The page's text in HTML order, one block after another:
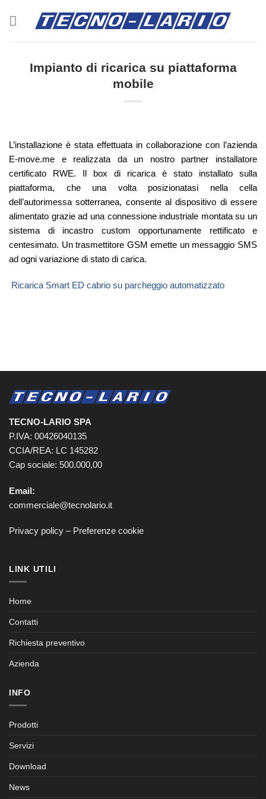
Impianto di ricarica su piattaforma
mobile
L’installazione è stata effettuata in collaborazione con l’azienda
E-move.me e realizzata da un nostro partner installatore
certificato RWE. Il box di ricarica è stato installato sulla
piattaforma, che una volta posizionatasi nella cella
dell’autorimessa sotterranea, consente al dispositivo di essere
alimentato grazie ad una connessione industriale montata su un
sistema di incastro custom opportunamente rettificato e
centesimato. Un trasmettitore GSM emette un messaggio SMS
ad ogni variazione di stato di carica.
Ricarica Smart ED cabrio su parcheggio automatizzato
TECNO-LARIO SPA
P.IVA: 00426040135
CCIA/REA: LC 145282
Cap sociale: 500.000,00
Email:
commerciale@tecnolario.it
Privacy policy – Preferenze cookie
LINK UTILI
Home
Contatti
Richiesta preventivo
Azienda
INFO
Prodotti
Servizi
Download
News